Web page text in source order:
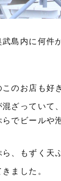
島内に何件
のお店も好
ざっていて
でビールや
、もずく天
ました。